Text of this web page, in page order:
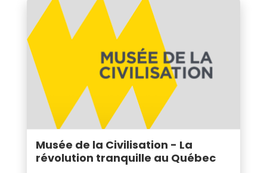
Musée de la Civilisation - La
révolution tranquille au Québec